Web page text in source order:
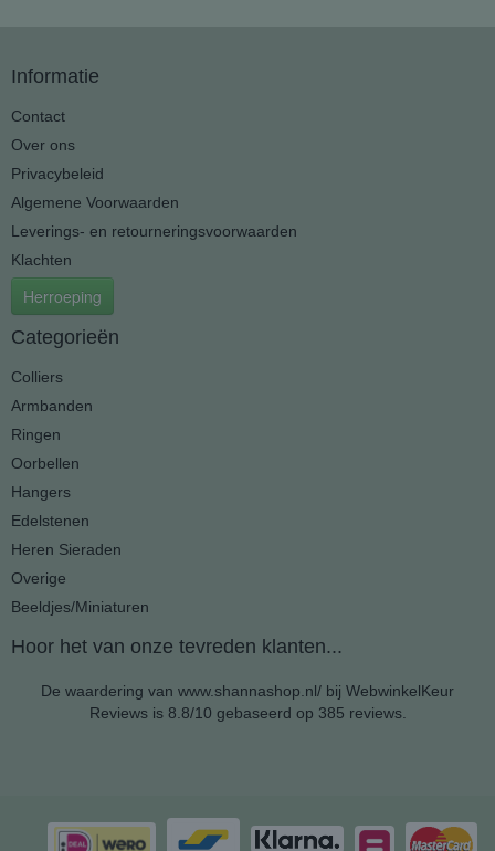
Informatie
Contact
Over ons
Privacybeleid
Algemene Voorwaarden
Leverings- en retourneringsvoorwaarden
Klachten
Herroeping
Categorieën
Colliers
Armbanden
Ringen
Oorbellen
Hangers
Edelstenen
Heren Sieraden
Overige
Beeldjes/Miniaturen
Hoor het van onze tevreden klanten...
De waardering van www.shannashop.nl/ bij WebwinkelKeur
Reviewsis 8.8/10 gebaseerd op 385 reviews.